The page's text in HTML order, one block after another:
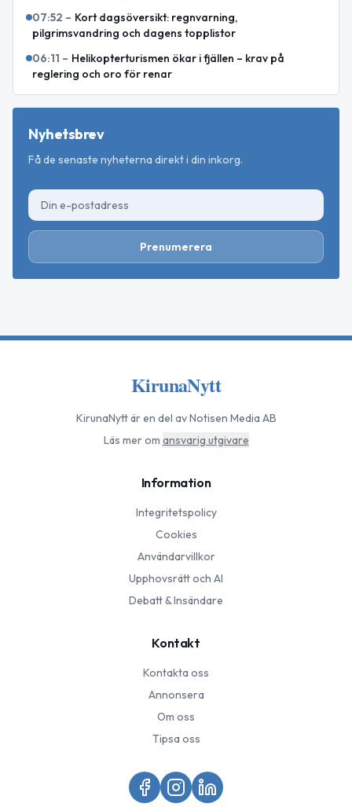
07:52 – Kort dagsöversikt: regnvarning,
pilgrimsvandring och dagens topplistor
06:11 – Helikopterturismen ökar i fjällen – krav på
reglering och oro för renar
Nyhetsbrev
Få de senaste nyheterna direkt i din inkorg.
Prenumerera
KirunaNytt
KirunaNyttär en del av Notisen Media AB
Läs mer om ansvarig utgivare
Information
Integritetspolicy
Cookies
Användarvillkor
Upphovsrätt och AI
Debatt & Insändare
Kontakt
Kontakta oss
Annonsera
Om oss
Tipsa oss